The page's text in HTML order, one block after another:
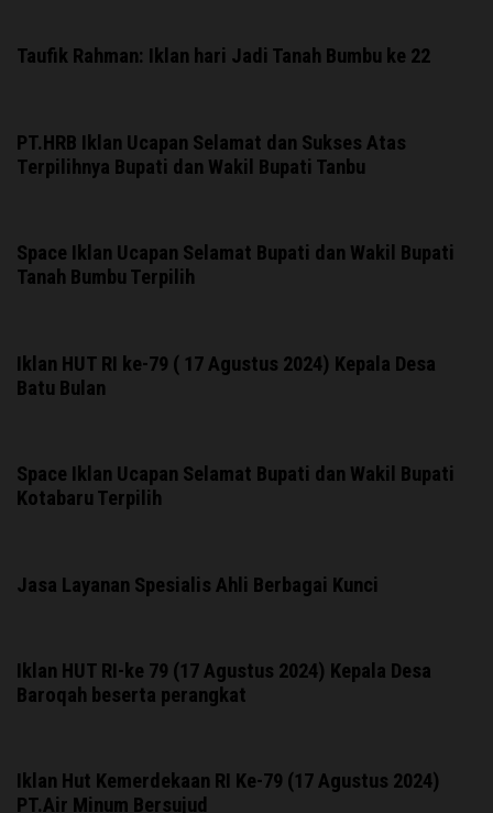
Taufik Rahman: Iklan hari Jadi Tanah Bumbu ke 22
PT.HRB Iklan Ucapan Selamat dan Sukses Atas
Terpilihnya Bupati dan Wakil Bupati Tanbu
Space Iklan Ucapan Selamat Bupati dan Wakil Bupati
Tanah Bumbu Terpilih
Iklan HUT RI ke-79 ( 17 Agustus 2024) Kepala Desa
Batu Bulan
Space Iklan Ucapan Selamat Bupati dan Wakil Bupati
Kotabaru Terpilih
Jasa Layanan Spesialis Ahli Berbagai Kunci
Iklan HUT RI-ke 79 (17 Agustus 2024) Kepala Desa
Baroqah beserta perangkat
Iklan Hut Kemerdekaan RI Ke-79 (17 Agustus 2024)
PT.Air Minum Bersujud